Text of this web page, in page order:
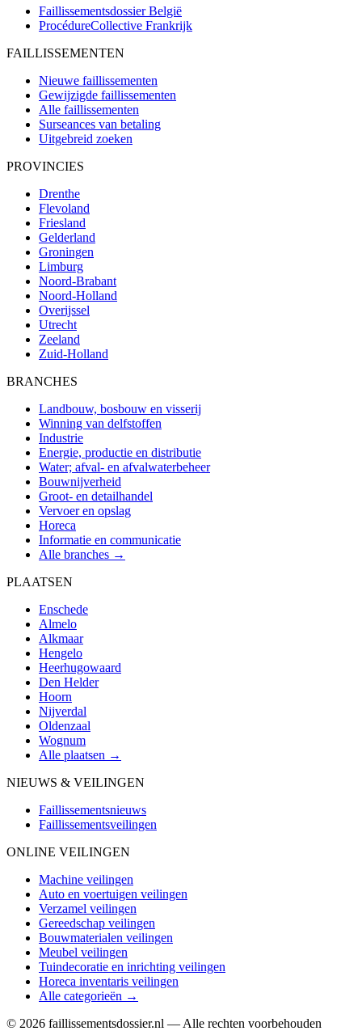
Faillissementsdossier België
ProcédureCollective Frankrijk
FAILLISSEMENTEN
Nieuwe faillissementen
Gewijzigde faillissementen
Alle faillissementen
Surseances van betaling
Uitgebreid zoeken
PROVINCIES
Drenthe
Flevoland
Friesland
Gelderland
Groningen
Limburg
Noord-Brabant
Noord-Holland
Overijssel
Utrecht
Zeeland
Zuid-Holland
BRANCHES
Landbouw, bosbouw en visserij
Winning van delfstoffen
Industrie
Energie, productie en distributie
Water; afval- en afvalwaterbeheer
Bouwnijverheid
Groot- en detailhandel
Vervoer en opslag
Horeca
Informatie en communicatie
Alle branches →
PLAATSEN
Enschede
Almelo
Alkmaar
Hengelo
Heerhugowaard
Den Helder
Hoorn
Nijverdal
Oldenzaal
Wognum
Alle plaatsen →
NIEUWS & VEILINGEN
Faillissementsnieuws
Faillissementsveilingen
ONLINE VEILINGEN
Machine veilingen
Auto en voertuigen veilingen
Verzamel veilingen
Gereedschap veilingen
Bouwmaterialen veilingen
Meubel veilingen
Tuindecoratie en inrichting veilingen
Horeca inventaris veilingen
Alle categorieën →
© 2026 faillissementsdossier.nl — Alle rechten voorbehouden